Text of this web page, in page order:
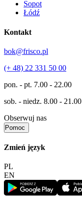
Sopot
Łódź
Kontakt
bok@frisco.pl
(+ 48) 22 331 50 00
pon. - pt. 7.00 - 22.00
sob. - niedz. 8.00 - 21.00
Obserwuj nas
Pomoc
Zmień język
PL
EN